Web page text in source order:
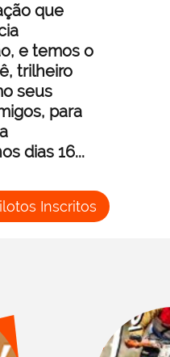
que
e temos o
trilheiro
seus
para
dias 16...
Inscritos